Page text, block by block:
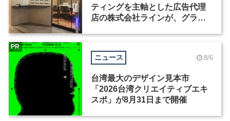
ティングを主軸とした広告代理
店の株式会社ラインが、グラフ
ニュース 8/6
台湾最大のデザイン見本市
「2026台湾クリエイティブエキ
スポ」が8月31日まで開催
PR